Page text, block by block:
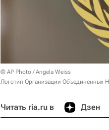
© AP Photo / Angela Weiss
Логотип Организации Объединенных
Читать ria.ru в Дзен